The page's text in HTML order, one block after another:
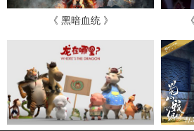
《 黑暗血统 》